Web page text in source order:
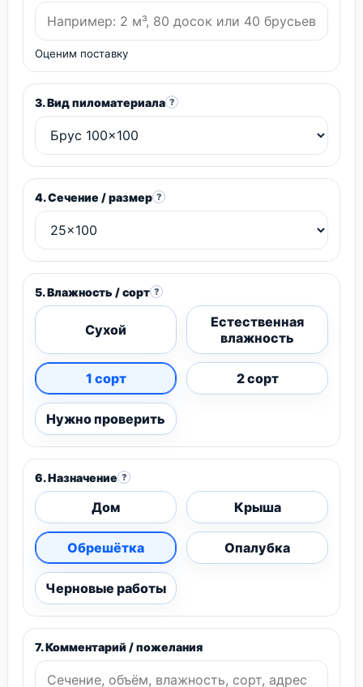
Оценим поставку
3. Вид пиломатериала ?
4. Сечение / размер ?
5. Влажность / сорт ?
Сухой
Естественная
влажность
1 сорт 2 сорт
Нужно проверить
6. Назначение ?
Дом Крыша
Обрешётка Опалубка
Черновые работы
7. Комментарий / пожелания